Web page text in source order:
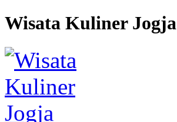
Wisata Kuliner Jogja